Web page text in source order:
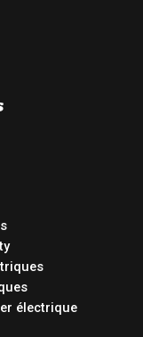
électrique